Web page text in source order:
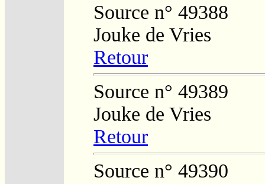
Source n° 49388
Jouke de Vries
Retour
Source n° 49389
Jouke de Vries
Retour
Source n° 49390